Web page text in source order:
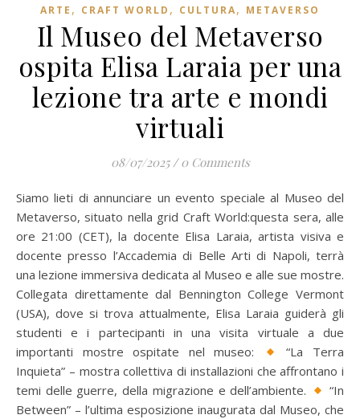
ARTE , CRAFT WORLD , CULTURA, METAVERSO
Il Museo del Metaverso
ospita Elisa Laraia per una
lezione tra arte e mondi
virtuali
08/07/2025 / 0 Comments
Siamo lieti di annunciare un evento speciale al Museo del
Metaverso, situato nella grid Craft World:questa sera, alle
ore 21:00 (CET), la docente Elisa Laraia, artista visiva e
docente presso l’Accademia di Belle Arti di Napoli, terrà
una lezione immersiva dedicata al Museo e alle sue mostre.
Collegata direttamente dal Bennington College Vermont
(USA), dove si trova attualmente, Elisa Laraia guiderà gli
studenti e i partecipanti in una visita virtuale a due
importanti mostre ospitate nel museo:
“La Terra
Inquieta” – mostra collettiva di installazioni che affrontano i
temi delle guerre, della migrazione e dell’ambiente.
“In
Between” – l’ultima esposizione inaugurata dal Museo, che